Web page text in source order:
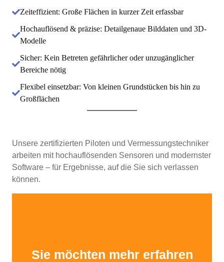
Zeiteffizient: Große Flächen in kurzer Zeit erfassbar
Hochauflösend & präzise: Detailgenaue Bilddaten und 3D-
Modelle
Sicher: Kein Betreten gefährlicher oder unzugänglicher
Bereiche nötig
Flexibel einsetzbar: Von kleinen Grundstücken bis hin zu
Großflächen
Unsere zertifizierten Piloten und Vermessungstechniker
arbeiten mit hochauflösenden Sensoren und modernster
Software – für Ergebnisse, auf die Sie sich verlassen
können.
Sie möchten mehr erfahren